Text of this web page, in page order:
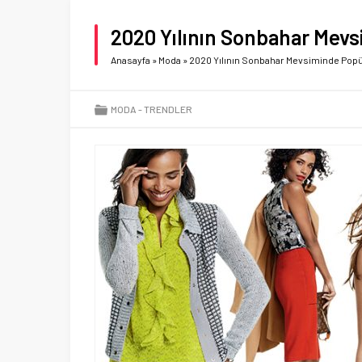
2020 Yılının Sonbahar
Anasayfa » Moda » 2020 Yılının Sonbahar Mevsiminde
MODA TRENDLER